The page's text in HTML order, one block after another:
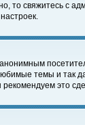
то свяжитесь с
темы и так
это